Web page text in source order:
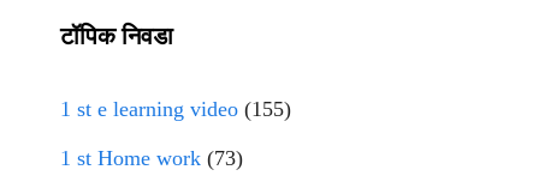
टॉपिक निवडा
1 st e learning video (155)
1 st Home work (73)